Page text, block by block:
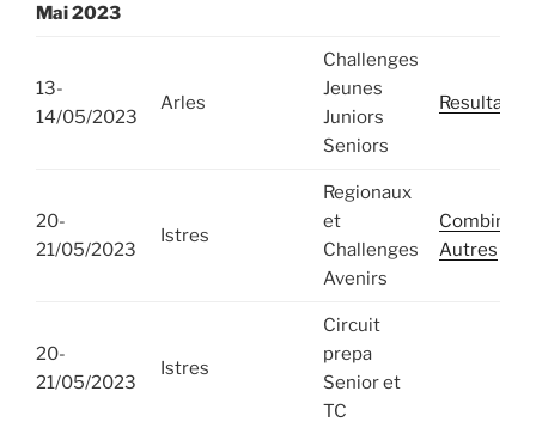
Mai2023
13-
14/05/2023
Arles
Challenges
Jeunes
Juniors
Seniors
Resultats
20-
21/05/2023
Istres
Regionaux
et
Challenges
Avenirs
Combinés
Autres
20-
21/05/2023
Istres
Circuit
prepa
Senior et
TC